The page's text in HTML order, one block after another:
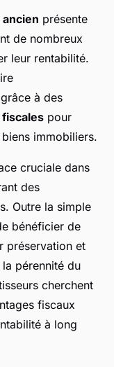
ancien présente
de nombreux
leur rentabilité.
à des
pour
immobiliers.
cruciale dans
des
Outre la simple
bénéficier de
préservation et
pérennité du
cherchent
fiscaux
à long